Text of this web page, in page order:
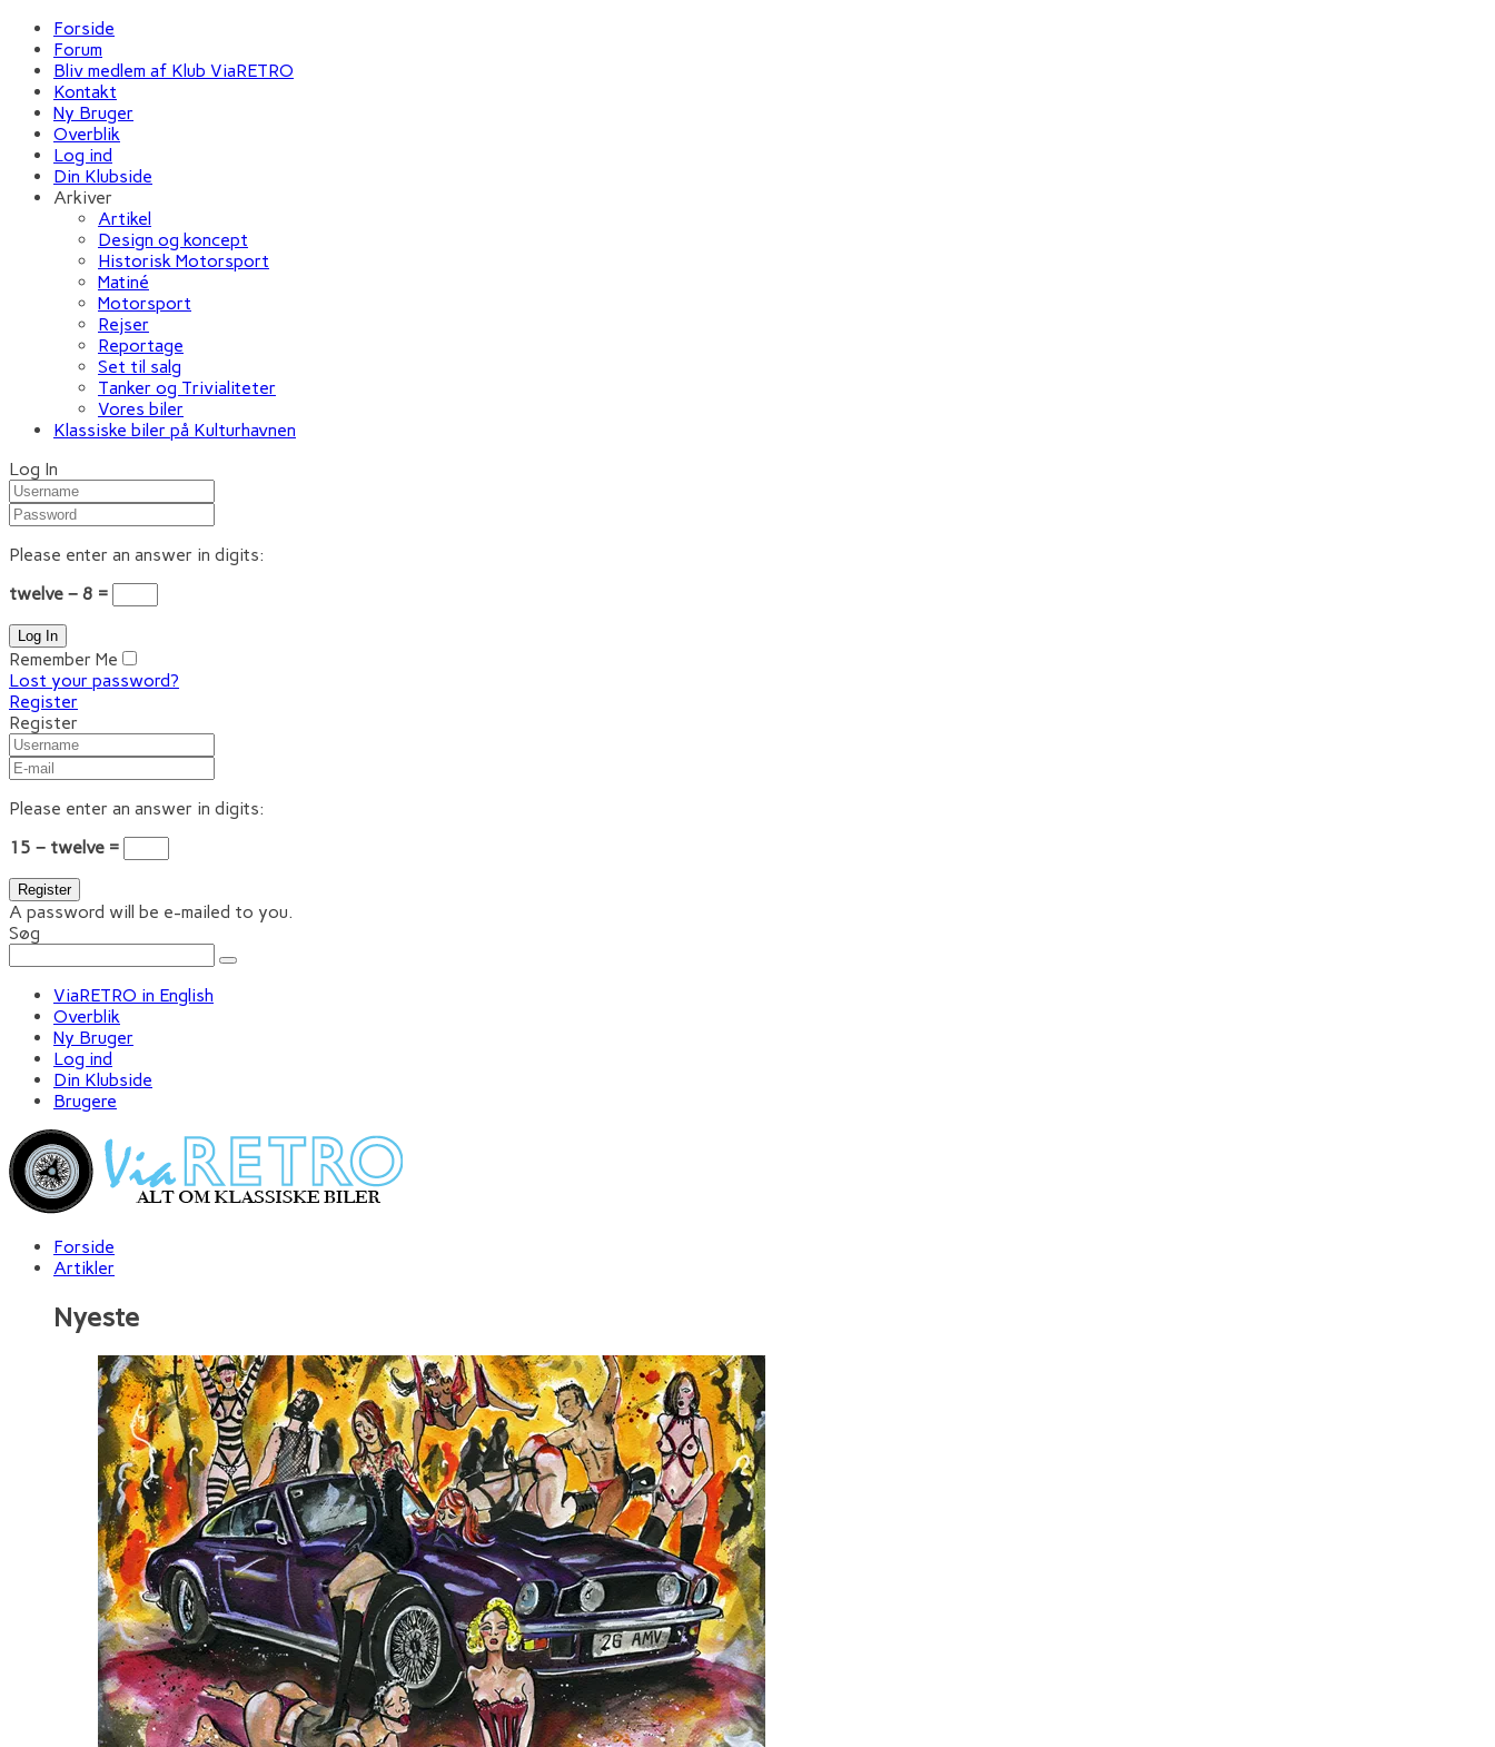
Forside
Forum
Bliv medlem af Klub ViaRETRO
Kontakt
Ny Bruger
Overblik
Log ind
Din Klubside
Arkiver
Artikel
Design og koncept
Historisk Motorsport
Matiné
Motorsport
Rejser
Reportage
Set til salg
Tanker og Trivialiteter
Vores biler
Klassiske biler på Kulturhavnen
Log In
Please enter an answer in digits:
twelve − 8 =
Remember Me
Lost your password?
Register
Register
Please enter an answer in digits:
15 − twelve =
A password will be e-mailed to you.
Søg
ViaRETRO in English
Overblik
Ny Bruger
Log ind
Din Klubside
Brugere
Forside
Artikler
Nyeste